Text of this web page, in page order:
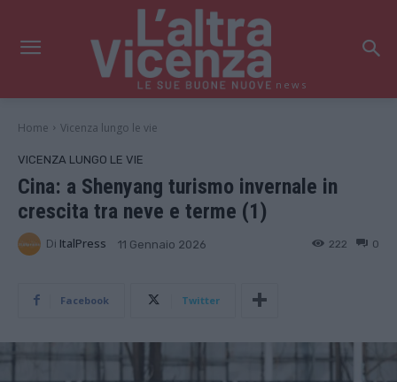
news
Home Vicenza lungo le vie
VICENZA LUNGO LE VIE
Cina: a Shenyang turismo invernale in
crescita tra neve e terme (1)
Di ItalPress 11 Gennaio 2026 0
222
Facebook Twitter